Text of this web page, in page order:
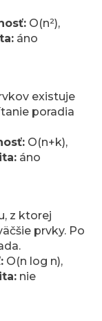
O(n²),
áno
existuje
poradia
O(n+k),
áno
z ktorej
prvky. Po
O(n log n),
nie